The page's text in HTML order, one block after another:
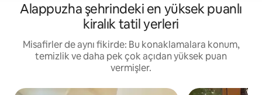
Alappuzha şehrindeki en yüksek puanlı
kiralık tatil yerleri
Misafirler de aynı fikirde: Bu konaklamalara konum,
temizlik ve daha pek çok açıdan yüksek puan
vermişler.